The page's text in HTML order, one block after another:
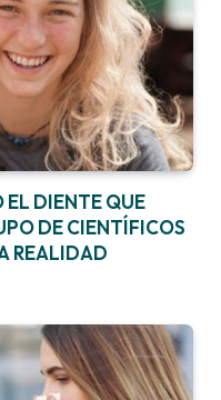
EL DIENTE QUE
DE CIENTÍFICOS
REALIDAD